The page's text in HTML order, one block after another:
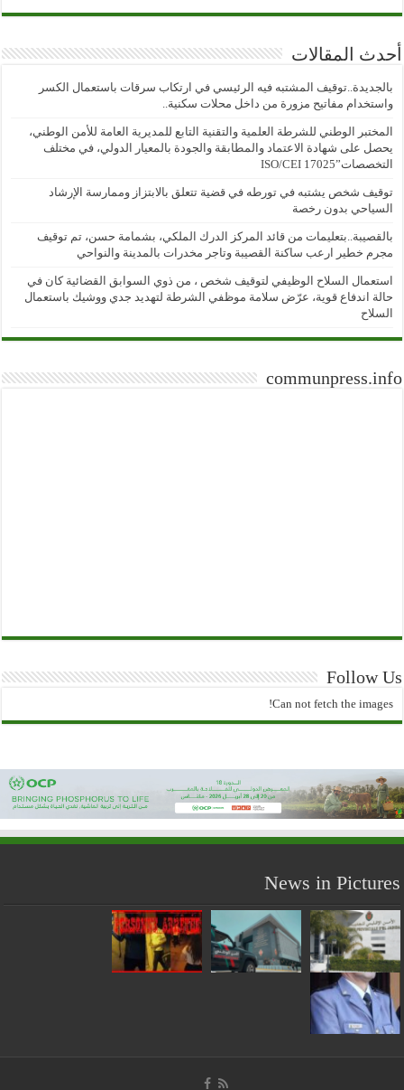
أحدث المقالات
بالجديدة..توقيف المشتبه فيه الرئيسي في ارتكاب سرقات باستعمال الكسر
واستخدام مفاتيح مزورة من داخل محلات سكنية..
المختبر الوطني للشرطة العلمية والتقنية التابع للمديرية العامة للأمن الوطني،
يحصل على شهادة الاعتماد والمطابقة والجودة بالمعيار الدولي، في مختلف
التخصصات”ISO/CEI 17025
توقيف شخص يشتبه في تورطه في قضية تتعلق بالابتزاز وممارسة الإرشاد
السياحي بدون رخصة
بالقصيبة..بتعليمات من قائد المركز الدرك الملكي، بشمامة حسن، تم توقيف
مجرم خطير ارعب ساكنة القصيبة وتاجر مخدرات بالمدينة والنواحي
استعمال السلاح الوظيفي لتوقيف شخص ، من ذوي السوابق القضائية كان في
حالة اندفاع قوية، عرّض سلامة موظفي الشرطة لتهديد جدي ووشيك باستعمال
السلاح
communpress.info
Follow Us
Can not fetch the images!
News in Pictures